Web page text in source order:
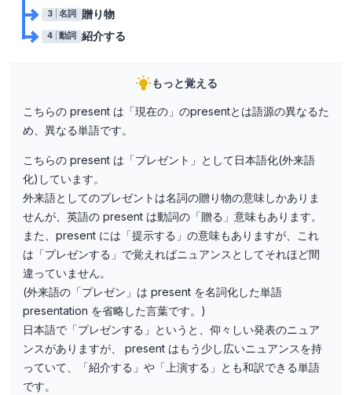
3 名詞 贈り物
4 動詞 紹介する
もっと覚える
こちらの present は「現在の」のpresentとは語源の異なるた
め、異なる単語です。
こちらの present は「プレゼント」として日本語化(外来語
化)しています。
外来語としてのプレゼントは名詞の贈り物の意味しかありま
せんが、英語の present は動詞の「贈る」意味もあります。
また、present には「提示する」の意味もありますが、これ
は「プレゼンする」で覚えればニュアンスとしてそれほど間
違っていません。
(外来語の「プレゼン」は present を名詞化した単語
presentation を省略した言葉です。)
日本語で「プレゼンする」というと、仰々しい発表のニュア
ンスがありますが、 present はもう少し広いニュアンスを持
っていて、「紹介する」や「上演する」とも和訳できる単語
です。